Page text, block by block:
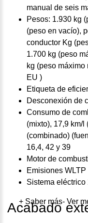
manual de seis
Pesos: 1.930 kg
(peso en vacío),
conductor Kg
1.700 kg (peso
kg (peso
EU )
Etiqueta de
Desconexión de
Consumo de
(mixto), 17,9 km/l
(combinado)
16,4, 42 y 39
Motor de
Emisiones
Sistema eléctrico
+ Saber más- Ver
Acabado